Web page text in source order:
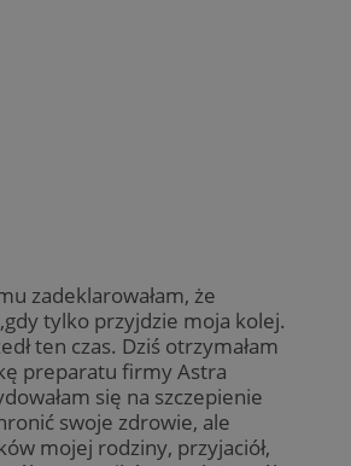
zadeklarowałam, że
tylko przyjdzie moja kolej.
ten czas. Dziś otrzymałam
preparatu firmy Astra
się na szczepienie
swoje zdrowie, ale
mojej rodziny, przyjaciół,